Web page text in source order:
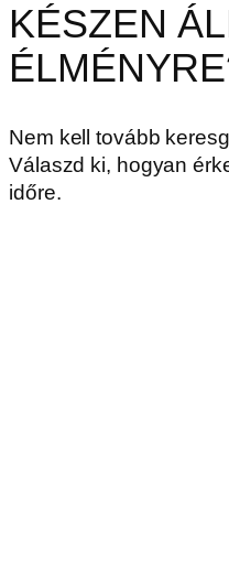
KÉSZEN
Nem kell tovább
Válaszd ki, hogyan
időre.